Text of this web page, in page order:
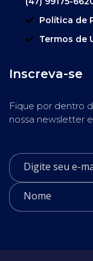
Política de
Termos de
Inscreva-se
Fique por dentro
nossa newsletter